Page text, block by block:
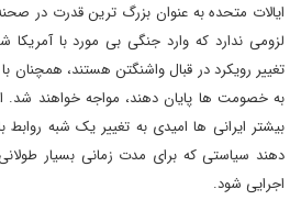
ایالات متحده به عنوان بزرگ ترین قدرت در
لزومی ندارد که وارد جنگی بی مورد با آمریکا
تغییر رویکرد در قبال واشنگتن هستند، همچنان
به خصومت ها پایان دهند، مواجه خواهند شد.
بیشتر ایرانی ها امیدی به تغییر یک شبه روابط
دهند سیاستی که برای مدت زمانی بسیار طولانی
اجرایی شود.